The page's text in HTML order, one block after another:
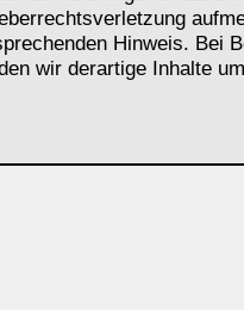
Hinweis. Bei
wir derartige Inhalte